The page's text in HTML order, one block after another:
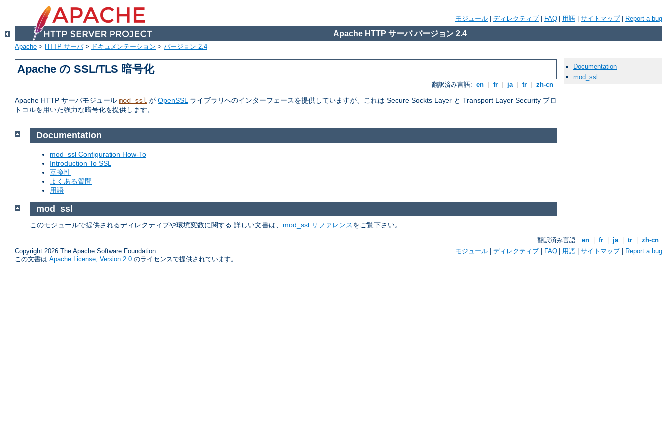
モジュール ディレクティブ FAQ 用語 サイトマップ| Report a bug
Apache HTTP サーバ バージョン 2.4
Apache > HTTP サーバ> ドキュメンテーション > バージョン 2.4
Apache の SSL/TLS 暗号化
翻訳済み言語: en fr ja tr zh-cn
Apache HTTP サーバモジュール mod_ssl が OpenSSLライブラリへのインターフェースを提供していますが、これは Secure Sockts Layer と Transport Layer Security プロ
トコルを用いた強力な暗号化を提供します。
Documentation
mod_ssl Configuration How-To
Introduction To SSL
互換性
よくある質問
用語
mod_ssl
このモジュールで提供されるディレクティブや環境変数に関する 詳しい文書は、 mod_ssl リファレンスをご覧下さい。
翻訳済み言語: en fr ja tr
zh-cn
Copyright 2026 The Apache Software Foundation.
この文書は Apache License, Version 2.0 のライセンスで提供されています。.
モジュール ディレクティブ FAQ 用語 サイトマップ| Report a bug
Documentation
mod_ssl